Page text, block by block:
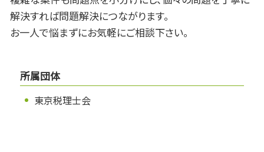
解決すれば問題解決につながります。
お一人で悩まずにお気軽にご相談下さい。
所属団体
東京税理士会